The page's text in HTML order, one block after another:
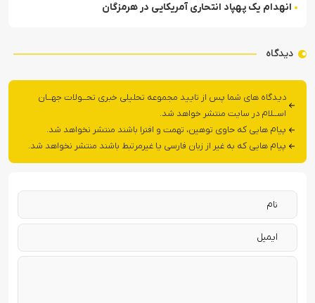
انهدام یک پهپاد انتحاری آمریکایی در هرمزگان
دیدگاه
دیدگاه های شما پس از تایید مجموعه تحلیلی خبری تحــولات جهــان
اســلام در سایت منتشر خواهد شد.
پیام هایی که حاوی توهین، تهمت و افترا باشند منتشر نخواهد شد.
پیام هایی که به غیر از زبان فارسی یا غیرمرتبط باشند منتشر نخواهد شد.